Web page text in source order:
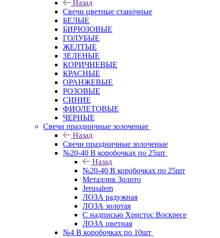
Назад
Свечи цветные станочные
БЕЛЫЕ
БИРЮЗОВЫЕ
ГОЛУБЫЕ
ЖЕЛТЫЕ
ЗЕЛЕНЫЕ
КОРИЧНЕВЫЕ
КРАСНЫЕ
ОРАНЖЕВЫЕ
РОЗОВЫЕ
СИНИЕ
ФИОЛЕТОВЫЕ
ЧЕРНЫЕ
Свечи праздничные золоченые
Назад
Свечи праздничные золоченые
№20-40 В коробочках по 25шт
Назад
№20-40 В коробочках по 25шт
Металлик Золото
Jerusalem
ЛОЗА радужная
ЛОЗА золотая
С надписью Христос Воскресе
ЛОЗА цветная
№4 В коробочках по 10шт